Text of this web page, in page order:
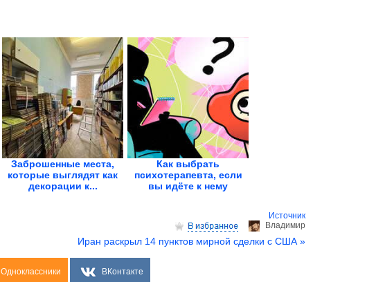
Заброшенные места,
которые выглядят как
декорации к...
Как выбрать
психотерапевта, если
вы идёте к нему
Источник
Владимир
Иран раскрыл 14 пунктов мирной сделки с США »
Одноклассники ВКонтакте